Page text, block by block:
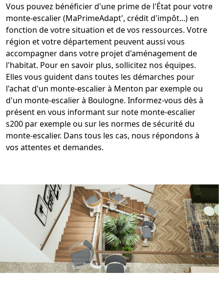
Vous pouvez bénéficier d'une prime de l'État pour votre
monte-escalier(MaPrimeAdapt', crédit d'impôt...) en
fonction de votre situation et de vos ressources. Votre
région et votredépartement peuvent aussi vous
accompagner dans votre projet d'aménagement de
l'habitat. Pour en savoir plus, sollicitez nos équipes.
Elles vous guident dans toutes les démarches pour
l'achat d'un monte-escalier à Menton par exemple ou
d'un monte-escalier à Boulogne. Informez-vous dès à
présent en vous informant sur note monte-escalier
s200 par exemple ou sur les normes de sécurité du
monte-escalier. Dans tous les cas, nous répondons à
vos attentes et demandes.